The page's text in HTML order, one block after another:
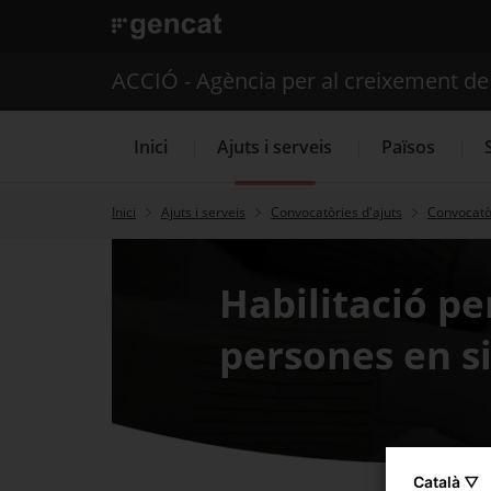
. Obre en una nova finestra.
ACCIÓ - Agència per al creixement
Inici Ajuts i serveis Països
Inici Ajuts i serveis Convocatòries d'ajuts
Habilitació
persones en
Català ▽